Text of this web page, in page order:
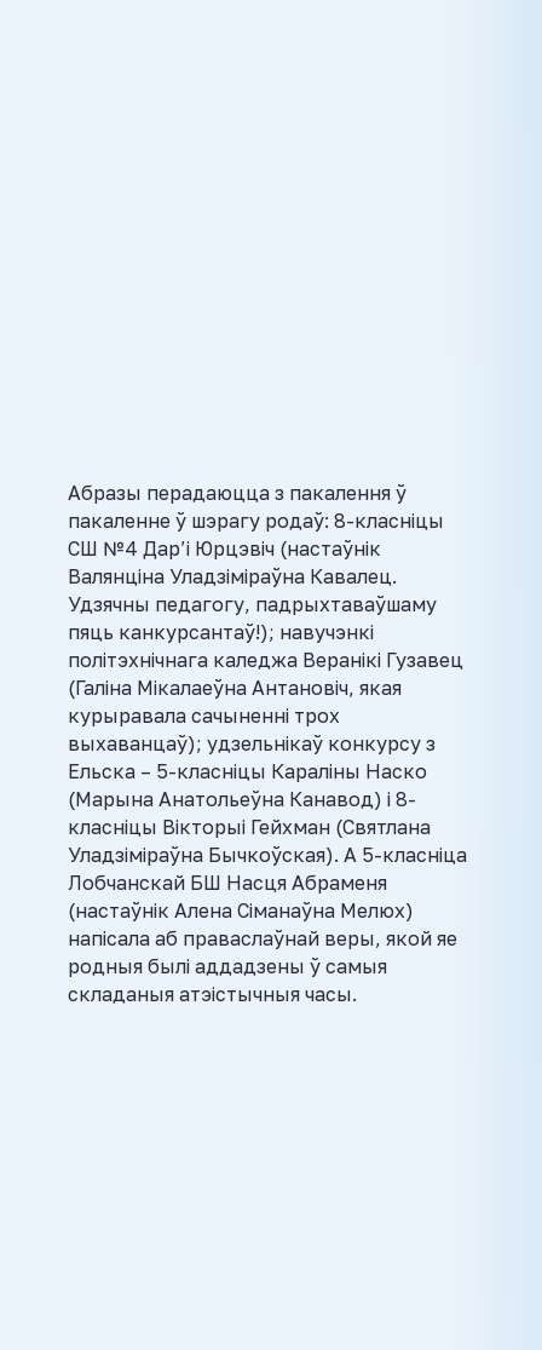
Абразы перадаюцца з пакалення ў
пакаленне ў шэрагу родаў: 8-класніцы
СШ №4 Дар’і Юрцэвіч (настаўнік
Валянціна Уладзіміраўна Кавалец.
Удзячны педагогу, падрыхтаваўшаму
пяць канкурсантаў!); навучэнкі
політэхнічнага каледжа Веранікі Гузавец
(Галіна Мікалаеўна Антановіч, якая
курыравала сачыненні трох
выхаванцаў); удзельнікаў конкурсу з
Ельска – 5-класніцы Караліны Наско
(Марына Анатольеўна Канавод) і 8-
класніцы Вікторыі Гейхман (Святлана
Уладзіміраўна Бычкоўская). А 5-класніца
Лобчанскай БШ Насця Абраменя
(настаўнік Алена Сіманаўна Мелюх)
напісала аб праваслаўнай веры, якой яе
родныя былі аддадзены ў самыя
складаныя атэістычныя часы.